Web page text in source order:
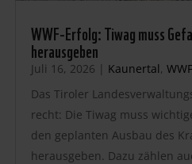
WWF-Erfolg: Tiwag muss
herausgeben
Juli 16, 2026 | Kaunertal,
Das Tiroler
recht: Die Tiwag muss
den geplanten Ausbau des
herausgeben. Dazu zählen